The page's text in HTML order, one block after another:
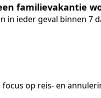
familievakantie
in ieder geval binnen 7
op reis- en